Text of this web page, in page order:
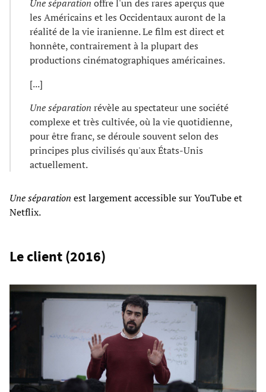
Une séparation offre l'un des rares aperçus que
les Américains et les Occidentaux auront de la
réalité de la vie iranienne. Le film est direct et
honnête, contrairement à la plupart des
productions cinématographiques américaines.
[...]
Une séparation révèle au spectateur une société
complexe et très cultivée, où la vie quotidienne,
pour être franc, se déroule souvent selon des
principes plus civilisés qu'aux États-Unis
actuellement.
Une séparation est largement accessible sur YouTube et
Netflix.
Le client (2016)